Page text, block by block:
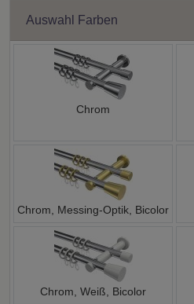
Auswahl Farben
Chrom
Chrom, Messing-Optik, Bicolor
Chrom, Weiß, Bicolor